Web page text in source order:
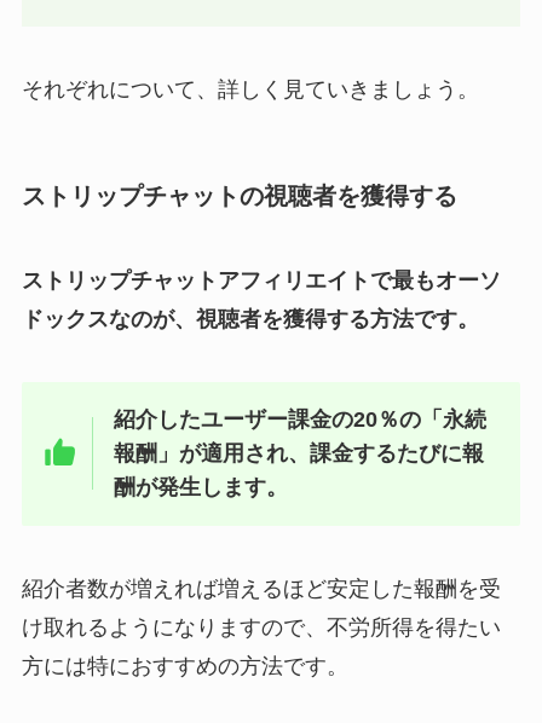
それぞれについて、詳しく見ていきましょう。
ストリップチャットの視聴者を獲得する
ストリップチャットアフィリエイトで最もオーソ
ドックスなのが、視聴者を獲得する方法です。
紹介したユーザー課金の20％の「永続
報酬」が適用され、課金するたびに報
酬が発生します。
紹介者数が増えれば増えるほど安定した報酬を受
け取れるようになりますので、不労所得を得たい
方には特におすすめの方法です。